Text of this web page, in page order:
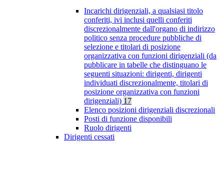
Incarichi dirigenziali, a qualsiasi titolo
conferiti, ivi inclusi quelli conferiti
discrezionalmente dall'organo di indirizzo
politico senza procedure pubbliche di
selezione e titolari di posizione
organizzativa con funzioni dirigenziali (da
pubblicare in tabelle che distinguano le
seguenti situazioni: dirigenti, dirigenti
individuati discrezionalmente, titolari di
posizione organizzativa con funzioni
dirigenziali) 17
Elenco posizioni dirigenziali discrezionali
Posti di funzione disponibili
Ruolo dirigenti
Dirigenti cessati